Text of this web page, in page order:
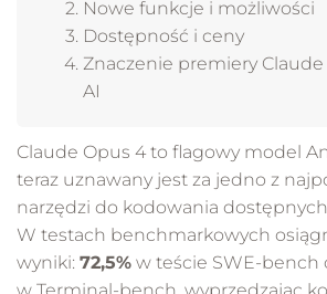
Nowe funkcje i możliwości
Dostępność i ceny
Znaczenie premiery Claude
AI
Claude Opus 4 to flagowy model
teraz uznawany jest za jedno z
narzędzi do kodowania
W testach benchmarkowych
wyniki: 72,5% w teście SWE-bench